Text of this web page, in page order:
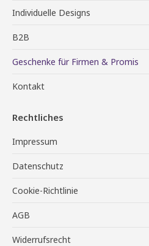
Individuelle Designs
B2B
Geschenke für Firmen & Promis
Kontakt
Rechtliches
Impressum
Datenschutz
Cookie-Richtlinie
AGB
Widerrufsrecht